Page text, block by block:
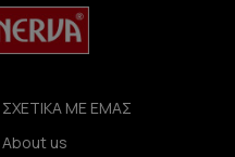
ΣΧΕΤΙΚΑ ΜΕ ΕΜΑΣ
About us